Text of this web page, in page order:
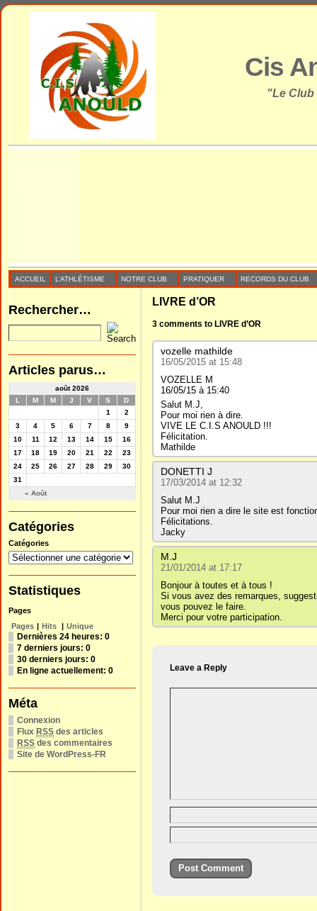
Cis
"Le Club
ACCUEIL L’ATHLÉTISME NOTRE CLUB PRATIQUER RECORDS DU CLUB
Rechercher…
Articles parus…
août 2026
L
M M J V S D
« Août
1
2
3
4 5 6 7 8
9
10
11 12 13 14 15
16
17
18 19 20 21 22
23
24
25 26 27 28 29
30
31
Catégories
Catégories
Statistiques
Pages
Pages | Hits | Unique
Dernières 24 heures: 0
7 derniers jours: 0
30 derniers jours: 0
En ligne actuellement: 0
Méta
Connexion
Flux RSS des articles
RSS des commentaires
Site de WordPress-FR
LIVRE d’OR
3 comments to LIVRE d’OR
vozelle mathilde
16/05/2015 at 15:48
VOZELLE M
16/05/15 à 15:40
Salut M.J,
Pour moi rien à dire.
VIVE LE C.I.S ANOULD !!!
Félicitation.
Mathilde
DONETTI J
17/03/2014 at 12:32
Salut M.J
Pour moi rien a dire le site est
Félicitations.
Jacky
M.J
21/01/2014 at 17:17
Bonjour à toutes et à tous !
Si vous avez des remarques,
vous pouvez le faire.
Merci pour votre participation.
Leave a Reply